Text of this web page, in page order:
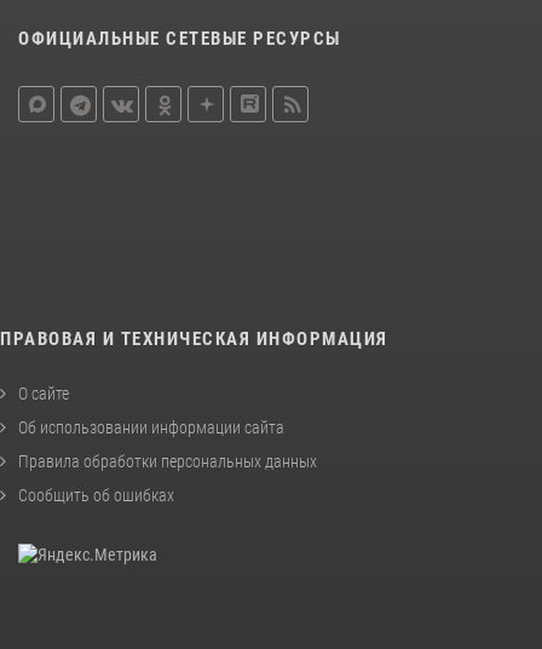
ОФИЦИАЛЬНЫЕ СЕТЕВЫЕ РЕСУРСЫ
ПРАВОВАЯ И ТЕХНИЧЕСКАЯ ИНФОРМАЦИЯ
О сайте
Об использовании информации сайта
Правила обработки персональных данных
Сообщить об ошибках